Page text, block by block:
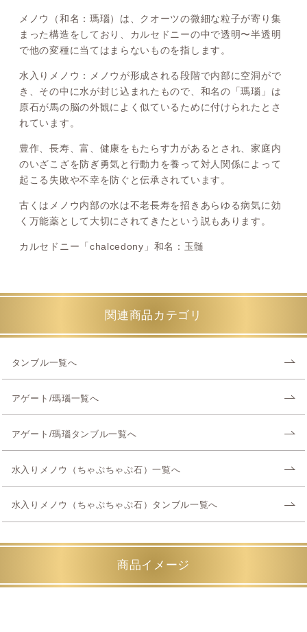
メノウ（和名：瑪瑙）は、クオーツの微細な粒子が寄り集
まった構造をしており、カルセドニーの中で透明〜半透明
で他の変種に当てはまらないものを指します。
水入りメノウ：メノウが形成される段階で内部に空洞がで
き、その中に水が封じ込まれたもので、和名の「瑪瑙」は
原石が馬の脳の外観によく似ているために付けられたとさ
れています。
豊作、長寿、富、健康をもたらす力があるとされ、家庭内
のいざこざを防ぎ勇気と行動力を養って対人関係によって
起こる失敗や不幸を防ぐと伝承されています。
古くはメノウ内部の水は不老長寿を招きあらゆる病気に効
く万能薬として大切にされてきたという説もあります。
カルセドニー「chalcedony」和名：玉髄
関連商品カテゴリ
タンブル一覧へ
アゲート/瑪瑙一覧へ
アゲート/瑪瑙タンブル一覧へ
水入りメノウ（ちゃぷちゃぷ石）一覧へ
水入りメノウ（ちゃぷちゃぷ石）タンブル一覧へ
商品イメージ